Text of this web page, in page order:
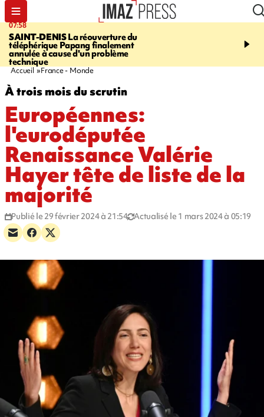
07:58
SAINT-DENISLa réouverture du
téléphérique Papang finalement
annulée à cause d'un problème
technique
10:02
intègrent des centres
Accueil France - Monde
À trois mois du scrutin
Européennes:
l'eurodéputée
Renaissance Valérie
Hayer tête de liste de la
majorité
Publié le 29 février 2024 à 21:54 Actualisé le 1 mars 2024 à 05:19